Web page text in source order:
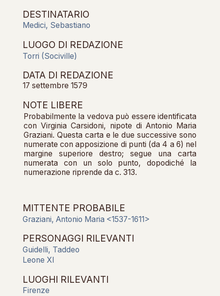
DESTINATARIO
Medici, Sebastiano
LUOGO DI REDAZIONE
Torri (Sociville)
DATA DI REDAZIONE
17 settembre 1579
NOTE LIBERE
Probabilmente la vedova può essere identificata
con Virginia Carsidoni, nipote di Antonio Maria
Graziani. Questa carta e le due successive sono
numerate con apposizione di punti (da 4 a 6) nel
margine superiore destro; segue una carta
numerata con un solo punto, dopodiché la
numerazione riprende da c. 313.
MITTENTE PROBABILE
Graziani, Antonio Maria <1537-1611>
PERSONAGGI RILEVANTI
Guidelli, Taddeo
Leone XI
LUOGHI RILEVANTI
Firenze